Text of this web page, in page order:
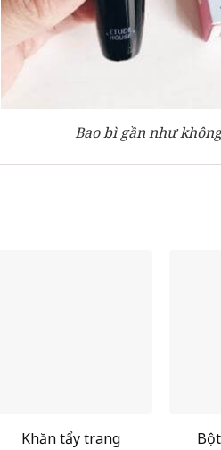
Bao bì gần như
Khăn tẩy trang